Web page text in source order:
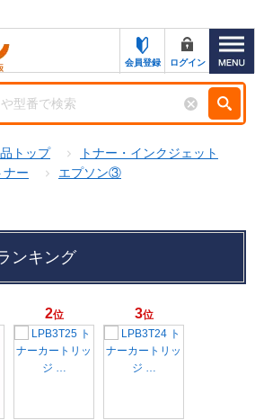
一覧
ンペーン一覧
へ
せ
ヘルプ
の特長
ャンペーン
会員登録 ログイン
トップ
トナー・インクジェット
ナー
エプソン③
ンキング
2位 3位